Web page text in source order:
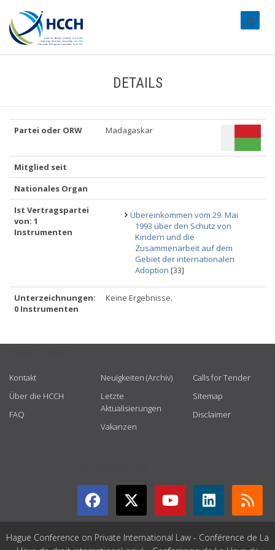
DETAILS
Partei oder ORW Madagaskar
Mitglied seit
Nationales Organ
Ist Vertragspartei
von: 1
Instrumenten
Übereinkommen vom 29. Mai
1993 über den Schutz von
Kindern und die
Zusammenarbeit auf dem
Gebiet der internationalen
Adoption [33]
Unterzeichnungen:
0 Instrumenten
Keine Ergebnisse.
Kontakt
Über die HCCH
FAQ
Neuigkeiten (Archiv)
Letzte
Aktualisierungen
Vakanzen
Calls for Tender
Sitemap
Disclaimer
Hague Conference on Private International Law - Conférence de La